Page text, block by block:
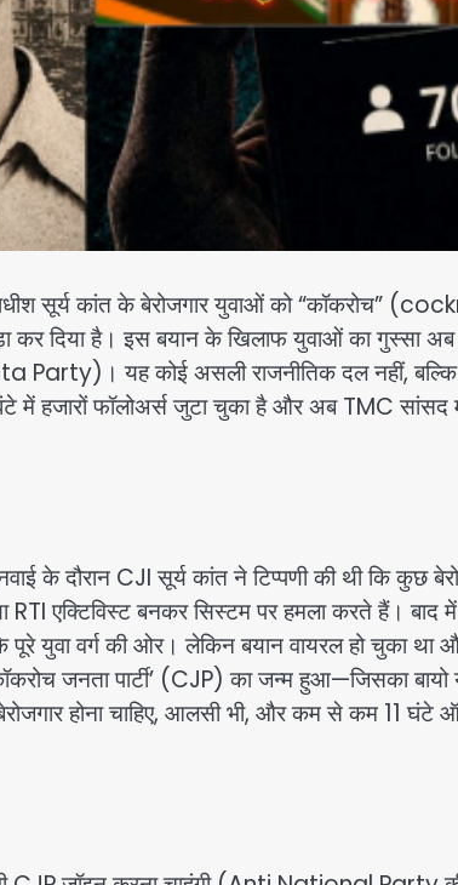
सूर्य कांत के बेरोजगार युवाओं को “कॉकरोच”
कर दिया है। इस बयान के खिलाफ युवाओं का
Party)। यह कोई असली राजनीतिक दल नहीं, बल्कि
में हजारों फॉलोअर्स जुटा चुका है और अब TMC सांसद
के दौरान CJI सूर्य कांत ने टिप्पणी की थी कि कुछ
RTI एक्टिविस्ट बनकर सिस्टम पर हमला करते हैं। बाद
पूरे युवा वर्ग की ओर। लेकिन बयान वायरल हो चुका था
जनता पार्टी’ (CJP) का जन्म हुआ—जिसका बायो
होना चाहिए, आलसी भी, और कम से कम 11 घंटे